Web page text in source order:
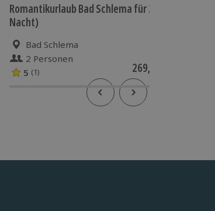
Romantikurlaub Bad Schlema für 2 (1
Nacht)
Bad Schlema
2 Personen
5 (1) 269,90 €